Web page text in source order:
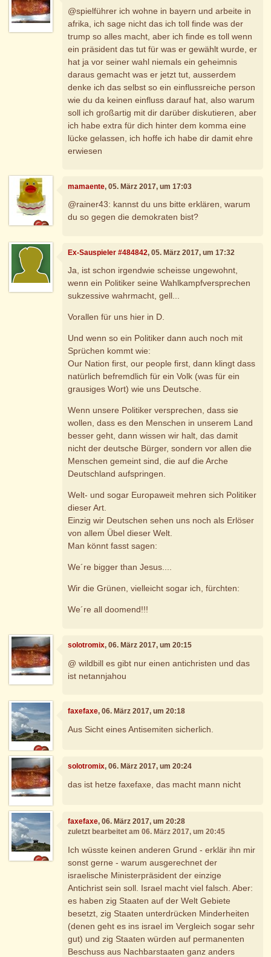
@spielführer ich wohne in bayern und arbeite in
afrika, ich sage nicht das ich toll finde was der
trump so alles macht, aber ich finde es toll wenn
ein präsident das tut für was er gewählt wurde, er
hat ja vor seiner wahl niemals ein geheimnis
daraus gemacht was er jetzt tut, ausserdem
denke ich das selbst so ein einflussreiche person
wie du da keinen einfluss darauf hat, also warum
soll ich großartig mit dir darüber diskutieren, aber
ich habe extra für dich hinter dem komma eine
lücke gelassen, ich hoffe ich habe dir damit ehre
erwiesen
mamaente, 05. März 2017, um 17:03
@rainer43: kannst du uns bitte erklären, warum
du so gegen die demokraten bist?
Ex-Sauspieler #484842, 05. März 2017, um 17:32
Ja, ist schon irgendwie scheisse ungewohnt,
wenn ein Politiker seine Wahlkampfversprechen
sukzessive wahrmacht, gell...
Vorallen für uns hier in D.
Und wenn so ein Politiker dann auch noch mit
Sprüchen kommt wie:
Our Nation first, our people first, dann klingt dass
natürlich befremdlich für ein Volk (was für ein
grausiges Wort) wie uns Deutsche.
Wenn unsere Politiker versprechen, dass sie
wollen, dass es den Menschen in unserem Land
besser geht, dann wissen wir halt, das damit
nicht der deutsche Bürger, sondern vor allen die
Menschen gemeint sind, die auf die Arche
Deutschland aufspringen.
Welt- und sogar Europaweit mehren sich Politiker
dieser Art.
Einzig wir Deutschen sehen uns noch als Erlöser
von allem Übel dieser Welt.
Man könnt fasst sagen:
We´re bigger than Jesus....
Wir die Grünen, vielleicht sogar ich, fürchten:
We´re all doomend!!!
solotromix, 06. März 2017, um 20:15
@ wildbill es gibt nur einen antichristen und das
ist netannjahou
faxefaxe, 06. März 2017, um 20:18
Aus Sicht eines Antisemiten sicherlich.
solotromix, 06. März 2017, um 20:24
das ist hetze faxefaxe, das macht mann nicht
faxefaxe, 06. März 2017, um 20:28
zuletzt bearbeitet am 06. März 2017, um 20:45
Ich wüsste keinen anderen Grund - erklär ihn mir
sonst gerne - warum ausgerechnet der
israelische Ministerpräsident der einzige
Antichrist sein soll. Israel macht viel falsch. Aber:
es haben zig Staaten auf der Welt Gebiete
besetzt, zig Staaten unterdrücken Minderheiten
(denen geht es ins israel im Vergleich sogar sehr
gut) und zig Staaten würden auf permanenten
Beschuss aus Nachbarstaaten ganz anders